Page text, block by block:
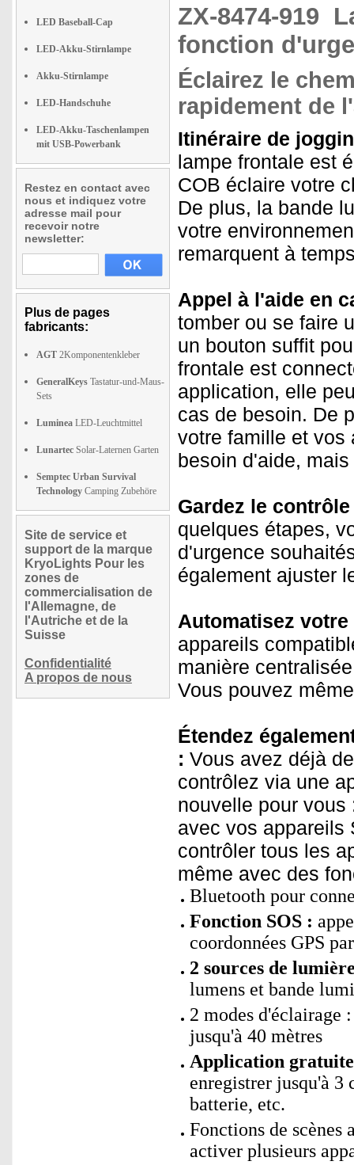
LED Baseball-Cap
LED-Akku-Stirnlampe
Akku-Stirnlampe
LED-Handschuhe
LED-Akku-Taschenlampen
mit USB-Powerbank
Restez en contact avec
nous et indiquez votre
adresse mail pour
recevoir notre
newsletter:
Plus de pages
fabricants:
AGT 2Komponentenkleber
GeneralKeys Tastatur-und-Maus-
Sets
Luminea LED-Leuchtmittel
Lunartec Solar-Laternen Garten
Semptec Urban Survival
Technology Camping Zubehöre
Site de service et
support de la marque
KryoLights Pour les
zones de
commercialisation de
l'Allemagne, de
l'Autriche et de la
Suisse
Confidentialité
A propos de nous
ZX-8474-919
fonction
Éclairez le
rapidement de
Itinéraire de
lampe frontale est
COB éclaire votre
De plus, la bande
votre
remarquent à
Appel à l'aide en
tomber ou se faire
un bouton suffit
frontale est
application, elle
cas de besoin. De
votre famille et vos
besoin d'aide,
Gardez le
quelques étapes,
d'urgence
également ajuster
Automatisez
appareils
manière
Vous pouvez
Étendez
: Vous avez déjà
contrôlez via une
nouvelle pour
avec vos appareils
contrôler tous les
même avec des
Bluetooth pour
Fonction SOS :
coordonnées GPS
2 sources de
lumens et bande
2 modes d'éclairage
jusqu'à 40 mètres
Application
enregistrer jusqu'à 3
batterie, etc.
Fonctions de scènes
activer plusieurs